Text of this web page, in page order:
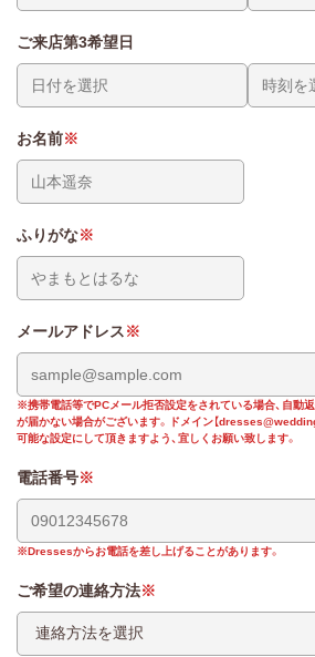
ご来店第3希望日
お名前
ふりがな
メールアドレス
※携帯電話等でPCメール拒否設定をされている場合、自動
が届かない場合がございます。ドメイン【
可能な設定にして頂きますよう、宜しくお願い致します。
電話番号
※Dressesからお電話を差し上げることがあります。
ご希望の連絡方法